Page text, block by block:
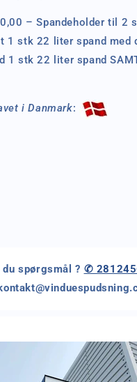
– Spandeholder til 2
1 stk 22 liter spand med
1 stk 22 liter spand
i Danmark:
du spørgsmål ? ✆